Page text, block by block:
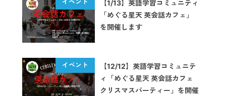
【1/13】英語学習コミュニティ
「めぐる星天 英会話カフェ」
を開催します
【12/12】英語学習コミュニテ
ィ「めぐる星天 英会話カフェ
クリスマスパーティー」を開催